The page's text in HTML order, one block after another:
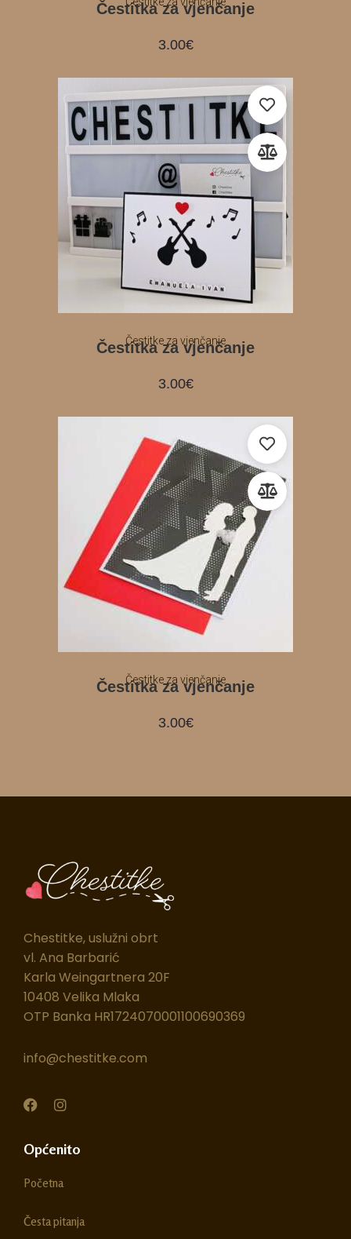
Čestitka za vjenčanje
3.00€
Čestitke za vjenčanje
Čestitka za vjenčanje
3.00€
Čestitke za vjenčanje
Čestitka za vjenčanje
3.00€
Chestitke, uslužni obrt
vl. Ana Barbarić
Karla Weingartnera 20F
10408 Velika Mlaka
OTP Banka HR1724070001100690369
info@chestitke.com
F
e
b
o
I
t
r
m
Općenito
Početna
Česta pitanja